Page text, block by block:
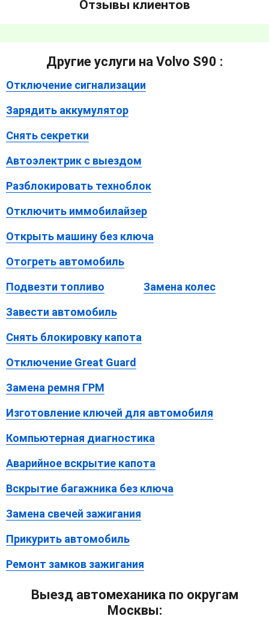
Отзывы клиентов
Другие услуги на Volvo S90 :
Отключение сигнализации
Зарядить аккумулятор
Снять секретки
Автоэлектрик с выездом
Разблокировать техноблок
Отключить иммобилайзер
Открыть машину без ключа
Отогреть автомобиль
Подвезти топливо
Замена колес
Завести автомобиль
Снять блокировку капота
Отключение Great Guard
Замена ремня ГРМ
Изготовление ключей для автомобиля
Компьютерная диагностика
Аварийное вскрытие капота
Вскрытие багажника без ключа
Замена свечей зажигания
Прикурить автомобиль
Ремонт замков зажигания
Выезд автомеханика по округам
Москвы: